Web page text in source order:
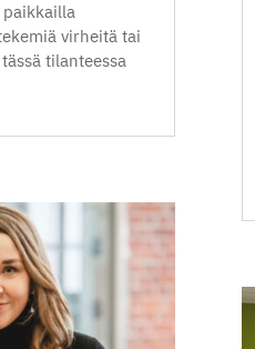
virheitä tai
tilanteessa